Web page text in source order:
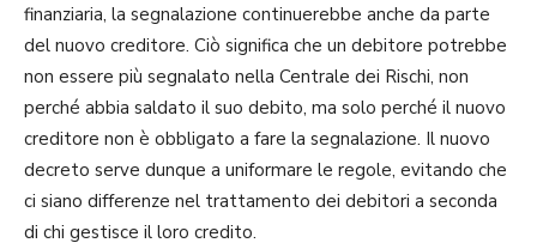
finanziaria, la segnalazione continuerebbe anche da parte
del nuovo creditore. Ciò significa che un debitore potrebbe
non essere più segnalato nella Centrale dei Rischi, non
perché abbia saldato il suo debito, ma solo perché il nuovo
creditore non è obbligato a fare la segnalazione. Il nuovo
decreto serve dunque a uniformare le regole, evitando che
ci siano differenze nel trattamento dei debitori a seconda
di chi gestisce il loro credito.